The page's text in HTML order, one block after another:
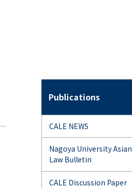
Publications
CALE NEWS
Nagoya University Asian
Law Bulletin
CALE Discussion Paper